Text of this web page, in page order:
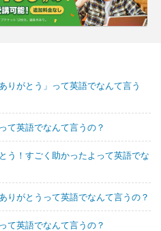
りがとう」って英語でなんて言う
て英語でなんて言うの？
う！すごく助かったよって英語でな
りがとうって英語でなんて言うの？
て英語でなんて言うの？